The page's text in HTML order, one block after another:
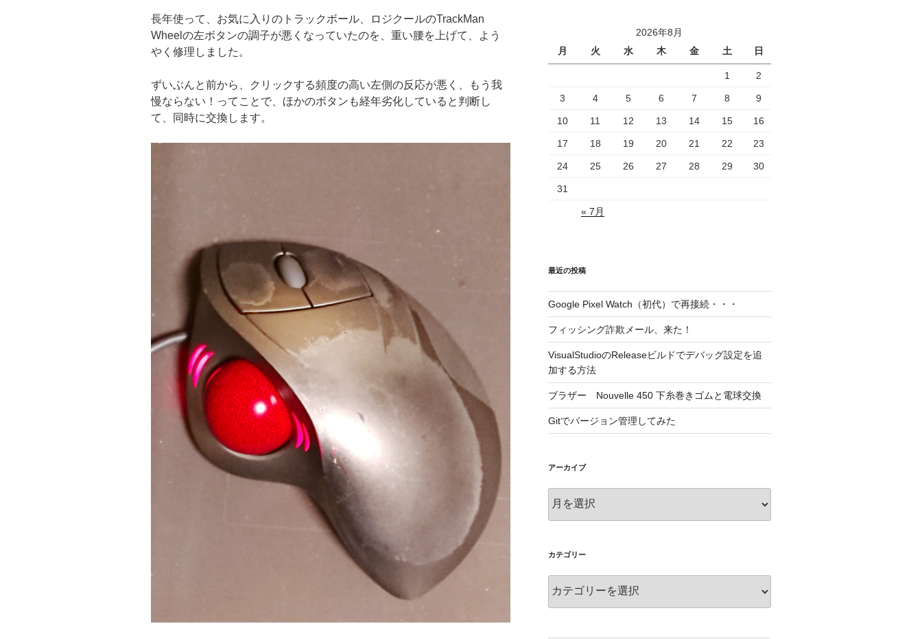
長年使って、お気に入りのトラックボール、ロジクールのTrackMan
Wheelの左ボタンの調子が悪くなっていたのを、重い腰を上げて、よう
やく修理しました。
ずいぶんと前から、クリックする頻度の高い左側の反応が悪く、もう我
慢ならない！ってことで、ほかのボタンも経年劣化していると判断し
て、同時に交換します。
2026年8月
月
火 水 木 金 土 日
1 2
3 4 5 6 7 8 9
10 11 12 13 14 15 16
17 18 19 20 21 22 23
24 25 26 27 28 29 30
31
« 7月
最近の投稿
Google Pixel Watch（初代）で再接続・・・
フィッシング詐欺メール、来た！
VisualStudioのReleaseビルドでデバッグ設定を追
加する方法
ブラザー Nouvelle 450 下糸巻きゴムと電球交換
Gitでバージョン管理してみた
アーカイブ
ー
ブ
カテゴリー
テ